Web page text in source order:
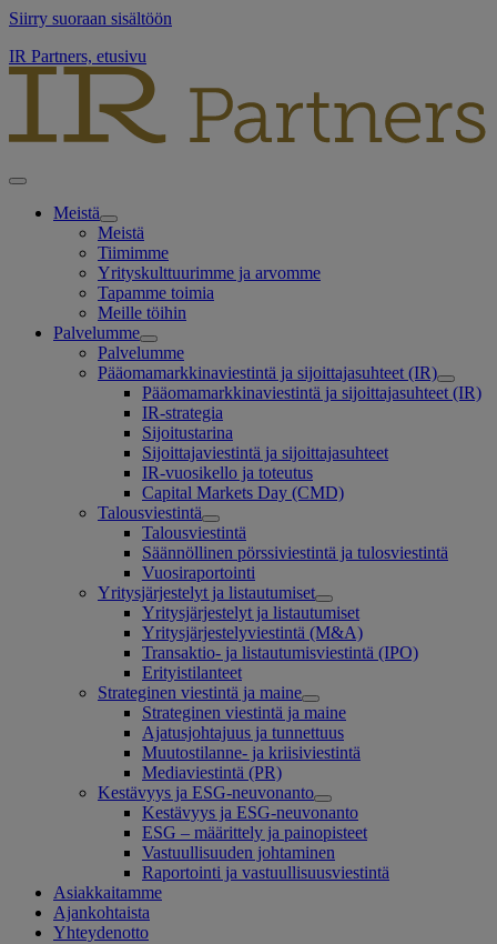
Siirry suoraan sisältöön
IR Partners, etusivu
Meistä
Meistä
Tiimimme
Yrityskulttuurimme ja arvomme
Tapamme toimia
Meille töihin
Palvelumme
Palvelumme
Pääomamarkkinaviestintä ja sijoittajasuhteet (IR)
Pääomamarkkinaviestintä ja sijoittajasuhteet (IR)
IR-strategia
Sijoitustarina
Sijoittajaviestintä ja sijoittajasuhteet
IR-vuosikello ja toteutus
Capital Markets Day (CMD)
Talousviestintä
Talousviestintä
Säännöllinen pörssiviestintä ja tulosviestintä
Vuosiraportointi
Yritysjärjestelyt ja listautumiset
Yritysjärjestelyt ja listautumiset
Yritysjärjestelyviestintä (M&A)
Transaktio- ja listautumisviestintä (IPO)
Erityistilanteet
Strateginen viestintä ja maine
Strateginen viestintä ja maine
Ajatusjohtajuus ja tunnettuus
Muutostilanne- ja kriisiviestintä
Mediaviestintä (PR)
Kestävyys ja ESG-neuvonanto
Kestävyys ja ESG-neuvonanto
ESG – määrittely ja painopisteet
Vastuullisuuden johtaminen
Raportointi ja vastuullisuusviestintä
Asiakkaitamme
Ajankohtaista
Yhteydenotto